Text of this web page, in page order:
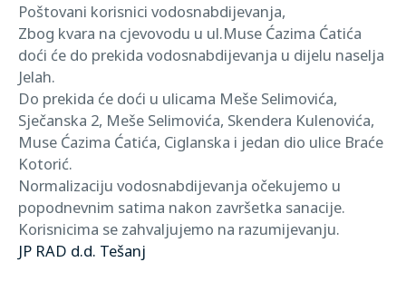
Poštovani korisnici vodosnabdijevanja,
Zbog kvara na cjevovodu u ul.Muse Ćazima Ćatića
doći će do prekida vodosnabdijevanja u dijelu naselja
Jelah.
Do prekida će doći u ulicama Meše Selimovića,
Sječanska 2, Meše Selimovića, Skendera Kulenovića,
Muse Ćazima Ćatića, Ciglanska i jedan dio ulice Braće
Kotorić.
Normalizaciju vodosnabdijevanja očekujemo u
popodnevnim satima nakon završetka sanacije.
Korisnicima se zahvaljujemo na razumijevanju.
JP RAD d.d. Tešanj